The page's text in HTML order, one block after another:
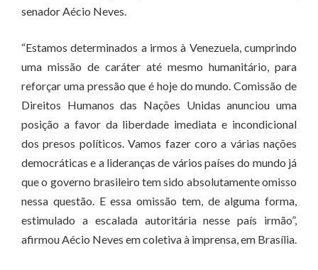
senador Aécio Neves.
“Estamos determinados a irmos à Venezuela, cumprindo
uma missão de caráter até mesmo humanitário, para
reforçar uma pressão que é hoje do mundo. Comissão de
Direitos Humanos das Nações Unidas anunciou uma
posição a favor da liberdade imediata e incondicional
dos presos políticos. Vamos fazer coro a várias nações
democráticas e a lideranças de vários países do mundo já
que o governo brasileiro tem sido absolutamente omisso
nessa questão. E essa omissão tem, de alguma forma,
estimulado a escalada autoritária nesse país irmão”,
afirmou Aécio Neves em coletiva à imprensa, em Brasília.